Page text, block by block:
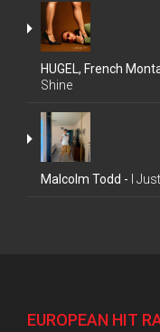
HUGEL, French
Shine
Malcolm Todd - I
EUROPEAN HIT